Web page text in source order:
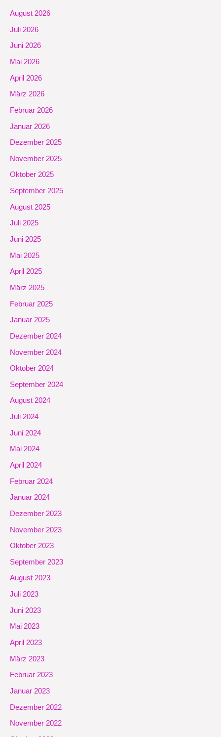
August 2026
Juli 2026
Juni 2026
Mai 2026
April 2026
März 2026
Februar 2026
Januar 2026
Dezember 2025
November 2025
Oktober 2025
September 2025
August 2025
Juli 2025
Juni 2025
Mai 2025
April 2025
März 2025
Februar 2025
Januar 2025
Dezember 2024
November 2024
Oktober 2024
September 2024
August 2024
Juli 2024
Juni 2024
Mai 2024
April 2024
Februar 2024
Januar 2024
Dezember 2023
November 2023
Oktober 2023
September 2023
August 2023
Juli 2023
Juni 2023
Mai 2023
April 2023
März 2023
Februar 2023
Januar 2023
Dezember 2022
November 2022